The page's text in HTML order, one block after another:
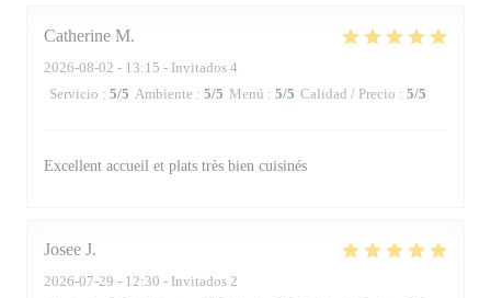
Catherine M
2026-08-02 - 13:15 - Invitados 4
Servicio : 5/5 Ambiente : 5/5 Menú : 5/5 Calidad / Precio : 5/5
Excellent accueil et plats très bien cuisinés
Josee J
2026-07-29 - 12:30 - Invitados 2